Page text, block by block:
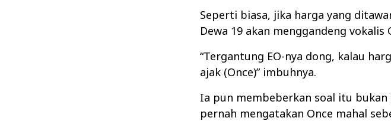
Seperti biasa, jika harga yang
Dewa 19 akan menggandeng vokalis
“Tergantung EO-nya dong, kalau
ajak (Once)” imbuhnya.
Ia pun membeberkan soal itu
pernah mengatakan Once mahal